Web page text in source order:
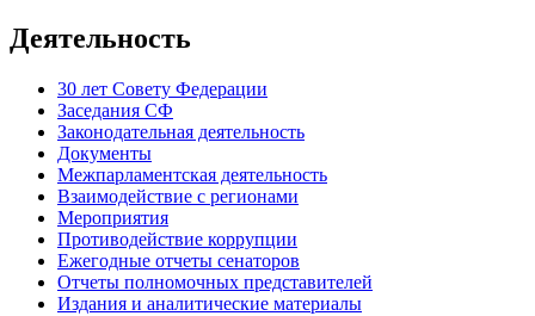
Деятельность
30 лет Совету Федерации
Заседания СФ
Законодательная деятельность
Документы
Межпарламентская деятельность
Взаимодействие с регионами
Мероприятия
Противодействие коррупции
Ежегодные отчеты сенаторов
Отчеты полномочных представителей
Издания и аналитические материалы